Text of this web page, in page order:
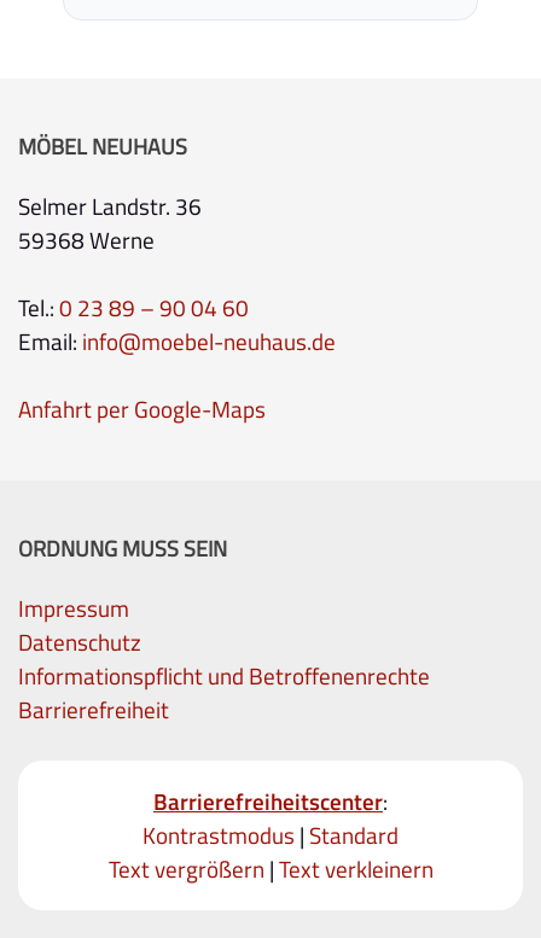
MÖBEL NEUHAUS
Selmer Landstr. 36
59368 Werne
Tel.:0 23 89 – 90 04 60
Email: info@moebel-neuhaus.de
Anfahrt per Google-Maps
ORDNUNG MUSS SEIN
Impressum
Datenschutz
Informationspflicht und Betroffenenrechte
Barrierefreiheit
Barrierefreiheitscenter:
Kontrastmodus | Standard
Text vergrößern |Text verkleinern